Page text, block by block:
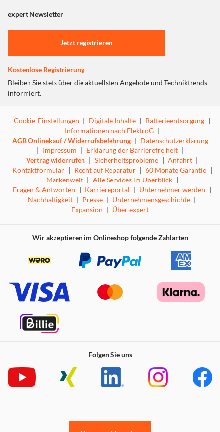
"Marketing".
Einstellungen anpassen
expert Newsletter
Jetzt registrieren
Kostenlose Registrierung
Bleiben Sie stets über die aktuellsten Angebote und Techniktrends
informiert.
Cookie-Einstellungen | Digitale Inhalte | Batterieentsorgung |
Informationen nach ElektroG |
AGB Onlinekauf / Widerrufsbelehrung | Datenschutzerklärung
| Impressum | Erklärung der Barrierefreiheit |
Vertrag widerrufen | Sicherheitsprobleme | Anfahrt |
Kontaktformular | Recht auf Reparatur | 60 Monate Garantie |
Markenwelt | Alle Services im Überblick |
Fragen & Antworten | Karriereportal | Unternehmer werden |
Nachhaltigkeit | Presse | Unternehmensgeschichte |
Expansion | Über expert
Wir akzeptieren im Onlineshop folgende Zahlarten
Folgen Sie uns